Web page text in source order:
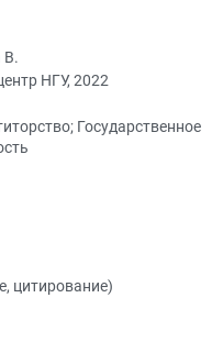
В.
НГУ, 2022
Государственное
цитирование)